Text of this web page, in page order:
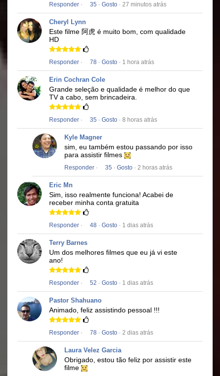
Responder · 35 · Gosto · 27 minutos atrás
Cheryl Lynn
Este filme 阿虎 é muito bom, com qualidade
HD
Responder · 78 · Gosto · 1 hora atrás
Erin Cochran Cole
Grande seleção e qualidade é melhor do que
TV a cabo, sem brincadeira.
Responder · 35 · Gosto · 8 horas atrás
Kyle Magner
sim, eu também estou passando por isso
para assistir filmes
Responder · 35 · Gosto · 2 horas atrás
Eric Mn
Sim, isso realmente funciona! Acabei de
receber minha conta gratuita
Responder · 48 · Gosto · 1 dias atrás
Terry Barnes
Um dos melhores filmes que eu já vi este
ano!
Responder · 52 · Gosto · 1 dias atrás
Pastor Shahuano
Animado, feliz assistindo pessoal !!!
Responder · 78 · Gosto · 2 dias atrás
Laura Velez Garcia
Obrigado, estou tão feliz por assistir este
filme